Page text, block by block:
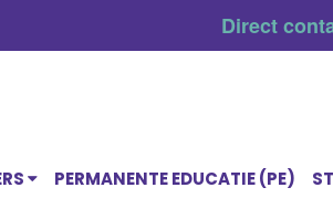
Direct
PERMANENTE EDUCATIE (PE)